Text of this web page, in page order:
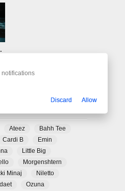
Again
Ateez
Bahh Tee
Cardi B
Emin
Little Big
Morgenshtern
Minaj
Niletto
Ozuna
notifications
Discard Allow